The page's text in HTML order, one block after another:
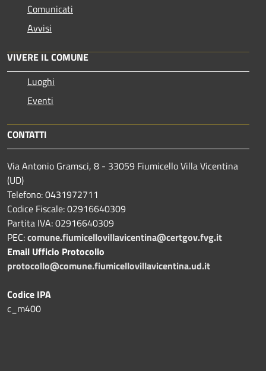
Comunicati
Avvisi
VIVERE IL COMUNE
Luoghi
Eventi
CONTATTI
Via Antonio Gramsci, 8 - 33059 Fiumicello Villa Vicentina
(UD)
Telefono: 0431972711
Codice Fiscale: 02916640309
Partita IVA: 02916640309
PEC:comune.fiumicellovillavicentina@certgov.fvg.it
Email Ufficio Protocollo
protocollo@comune.fiumicellovillavicentina.ud.it
Codice IPA
c_m400